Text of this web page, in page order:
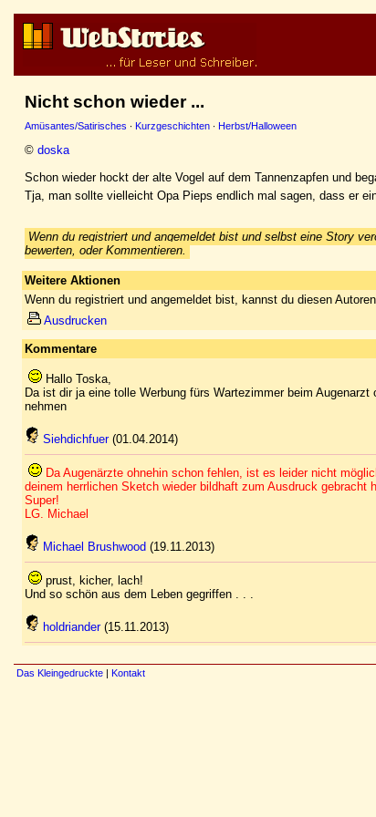
Nicht schon wieder ...
Amüsantes/Satirisches · Kurzgeschichten · Herbst/Halloween
© doska
Schon wieder hockt der alte Vogel auf dem Tannenzapfen und
Tja, man sollte vielleicht Opa Pieps endlich mal sagen, dass er
Wenn du registriert und angemeldet bist und selbst eine Story
bewerten, oder Kommentieren.
Weitere Aktionen
Wenn du registriert und angemeldet bist, kannst du diesen
Ausdrucken
Kommentare
Hallo Toska,
Da ist dir ja eine tolle Werbung fürs Wartezimmer beim
nehmen
Siehdichfuer(01.04.2014)
Da Augenärzte ohnehin schon fehlen, ist es leider nicht
deinem herrlichen Sketch wieder bildhaft zum Ausdruck gebracht
Super!
LG. Michael
Michael Brushwood (19.11.2013)
prust, kicher, lach!
Und so schön aus dem Leben gegriffen . . .
holdriander(15.11.2013)
Das Kleingedruckte | Kontakt